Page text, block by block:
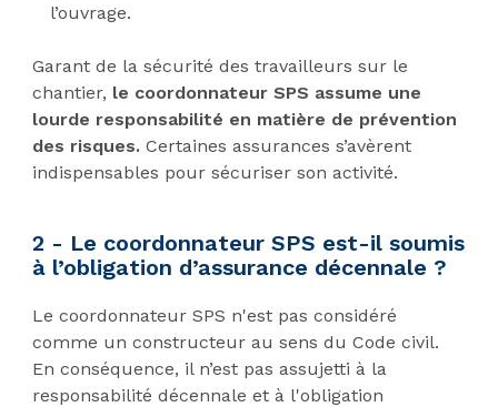
l’ouvrage.
Garant de la sécurité des travailleurs sur le
chantier, le coordonnateur SPS assume une
lourde responsabilité en matière de prévention
des risques.Certaines assurances s’avèrent
indispensables pour sécuriser son activité.
2 - Le coordonnateur SPS est-il soumis
à l’obligation d’assurance décennale ?
Le coordonnateur SPS n'est pas considéré
comme un constructeur au sens du Code civil.
En conséquence, il n’est pas assujetti à la
responsabilité décennale et à l'obligation